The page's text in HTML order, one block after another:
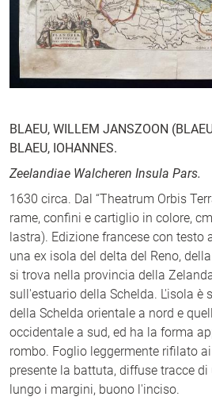
BLAEU, WILLEM JANSZOON
BLAEU, IOHANNES.
Zeelandiae Walcheren Insula Pars.
1630 circa. Dal “Theatrum Orbis
rame, confini e cartiglio in colore,
lastra). Edizione francese con testo
una ex isola del delta del Reno,
si trova nella provincia della
sull'estuario della Schelda. L'isola è
della Schelda orientale a nord e
occidentale a sud, ed ha la forma
rombo. Foglio leggermente rifilato
presente la battuta, diffuse tracce
lungo i margini, buono l'inciso.